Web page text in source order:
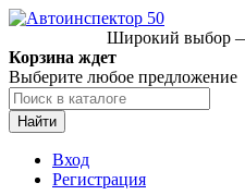
Широкий выбор
Корзина ждет
Выберите любое предложение
Найти
Вход
Регистрация